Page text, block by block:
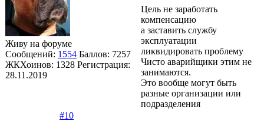
Живу на форуме
Сообщений: 1554 Баллов: 7257
ЖКХоинов: 1328 Регистрация:
28.11.2019
Цель не заработать
компенсацию
а заставить службу
эксплуатации
ликвидировать проблему
Чисто аварийщики этим не
занимаются.
Это вообще могут быть
разные организации или
подразделения
#10